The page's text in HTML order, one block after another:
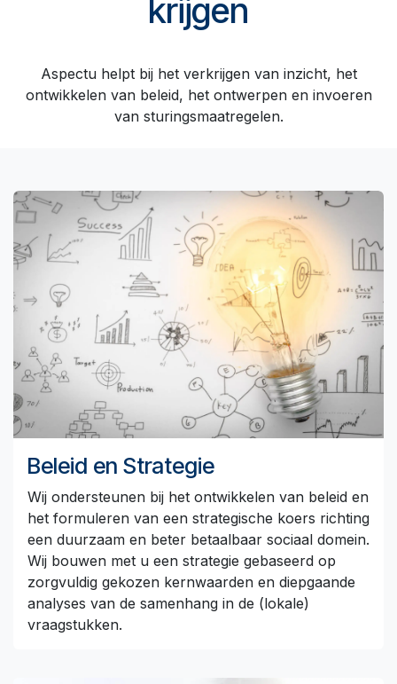
krijgen
Aspectu helpt bij het verkrijgen van inzicht, het
ontwikkelen van beleid, het ontwerpen en invoeren
van sturingsmaatregelen.
Beleid en Strategie
Wij ondersteunen bij het ontwikkelen van beleid en
het formuleren van een strategische koers richting
een duurzaam en beter betaalbaar sociaal domein.
Wij bouwen met u een strategie gebaseerd op
zorgvuldig gekozen kernwaarden en diepgaande
analyses van de samenhang in de (lokale)
vraagstukken.